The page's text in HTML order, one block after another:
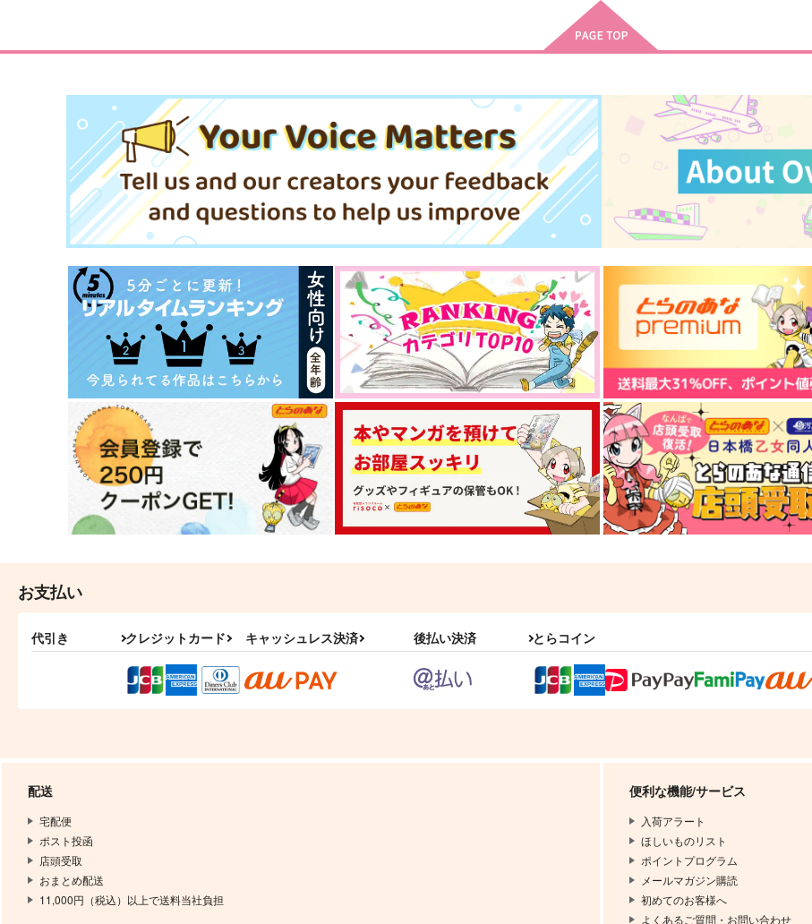
お支払い
代引き クレジットカード キャッシュレス決済 後払い決済 とらコイン
配送
宅配便
ポスト投函
店頭受取
おまとめ配送
11,000円（税込）以上で送料当社負担
便利な機能/サービス
入荷アラート
ほしいものリスト
ポイントプログラム
メールマガジン購読
初めてのお客様へ
よくあるご質問・お問い合わせ